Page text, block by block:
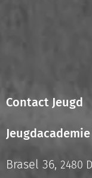
Contact Jeugd
Brasel 36, 2480